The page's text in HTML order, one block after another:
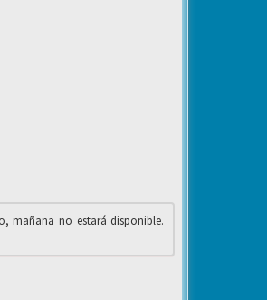
mañana no estará disponible.